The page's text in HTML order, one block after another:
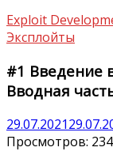
Exploit
Эксплойты
#1 Введение
Вводная
29.07.2021
Просмотров: 234